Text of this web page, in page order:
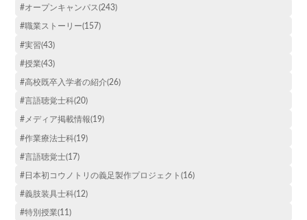
#オープンキャンパス(243)
#職業ストーリー(157)
#実習(43)
#授業(43)
#高校既卒入学者の紹介(26)
#言語聴覚士科(20)
#メディア掲載情報(19)
#作業療法士科(19)
#言語聴覚士(17)
#日本初コウノトリの義足製作プロジェクト(16)
#義肢装具士科(12)
#特別授業(11)